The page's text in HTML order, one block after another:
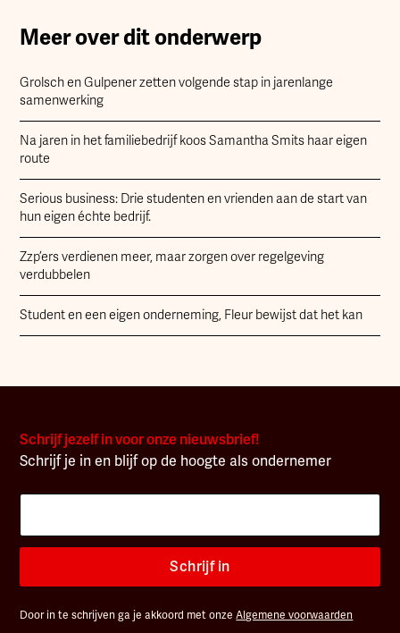
Meer over dit onderwerp
Grolsch en Gulpener zetten volgende stap in jarenlange
samenwerking
Na jaren in het familiebedrijf koos Samantha Smits haar eigen
route
Serious business: Drie studenten en vrienden aan de start van
hun eigen échte bedrijf.
Zzp’ers verdienen meer, maar zorgen over regelgeving
verdubbelen
Student en een eigen onderneming, Fleur bewijst dat het kan
Schrijf jezelf in voor onze nieuwsbrief!
Schrijf je in en blijf op de hoogte als ondernemer
Schrijf in
Door in te schrijven ga je akkoord met onzeAlgemene voorwaarden